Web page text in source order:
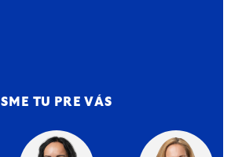
SME TU PRE VÁS